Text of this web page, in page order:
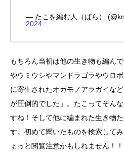
— たこを編む人（ぱら）
2024
もちろん当初は他の生き物も編ん
やウミウシやマンドラゴラやウロ
に寄生されたオカモノアラガイな
が圧倒的でした」。たこってそん
すね！そして他に編まれた生き物
す。初めて聞いたものを検索して
ょっと閲覧注意かもしれません！！